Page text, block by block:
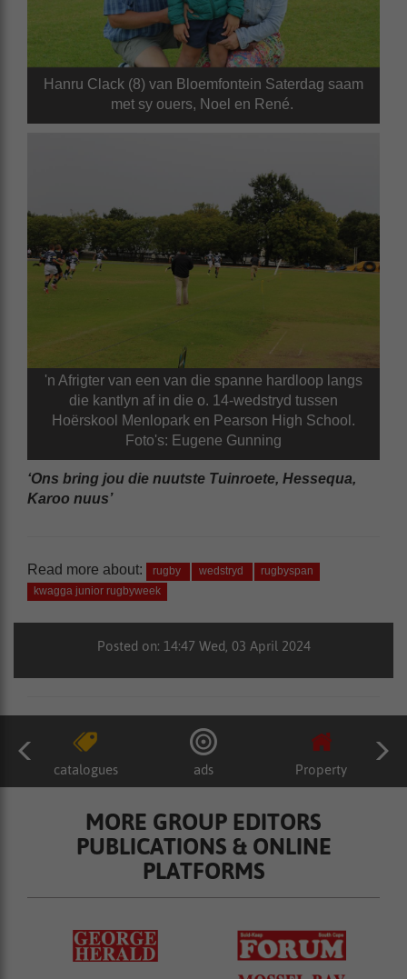
Hanru Clack (8) van Bloemfontein Saterdag saam
met sy ouers, Noel en René.
'n Afrigter van een van die spanne hardloop langs
die kantlyn af in die o. 14-wedstryd tussen
Hoërskool Menlopark en Pearson High School.
Foto's: Eugene Gunning
‘Ons bring jou die nuutste Tuinroete, Hessequa,
Karoo nuus’
Read more about: rugby wedstryd
rugbyspan
kwagga junior rugbyweek
Posted on: 14:47 Wed, 03 April 2024
catalogues ads Property
MORE GROUP EDITORS
PUBLICATIONS & ONLINE
PLATFORMS